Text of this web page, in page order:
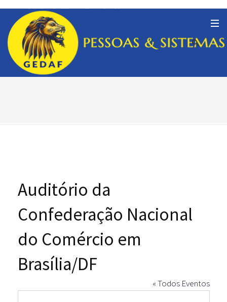
Auditório da
Confederação Nacional
do Comércio em
Brasília/DF
« Todos Eventos